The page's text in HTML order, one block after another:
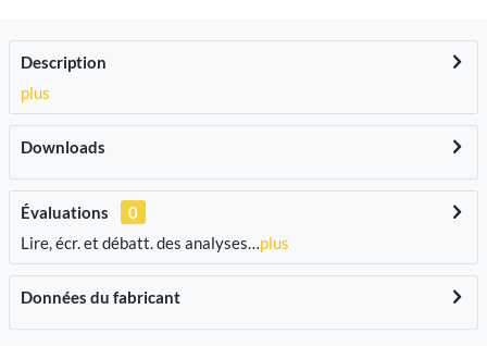
Description
plus
Downloads
Évaluations
0
Lire, écr. et débatt. des analyses…plus
Données du fabricant